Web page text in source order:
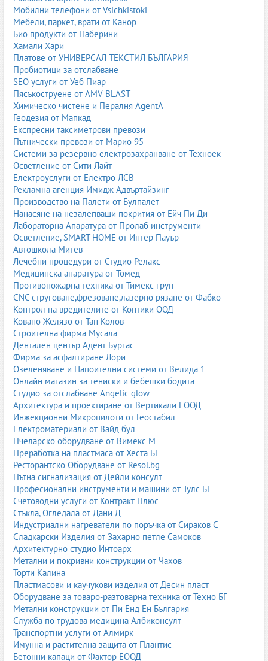
Мобилни телефони от Vsichkistoki
Мебели, паркет, врати от Канор
Био продукти от Наберини
Хамали Хари
Платове от УНИВЕРСАЛ ТЕКСТИЛ БЪЛГАРИЯ
Пробиотици за отслабване
SEO услуги от Уеб Пиар
Пясъкоструене от AMV BLAST
Химическо чистене и Пералня AgentA
Геодезия от Мапкад
Експресни таксиметрови превози
Пътнически превози от Марио 95
Системи за резервно електрозахранване от Техноек
Осветление от Сити Лайт
Електроуслуги от Електро ЛСВ
Рекламна агенция Имидж Адвъртайзинг
Производство на Палети от Булпалет
Нанасяне на незалепващи покрития от Ейч Пи Ди
Лабораторна Апаратура от Пролаб инструменти
Осветление, SMART HOME от Интер Пауър
Автошкола Митев
Лечебни процедури от Студио Релакс
Медицинска апаратура от Томед
Противопожарна техника от Тимекс груп
CNC струговане,фрезоване,лазерно рязане от Фабко
Контрол на вредителите от Контики ООД
Ковано Желязо от Тан Колов
Строителна фирма Мусала
Дентален център Адент Бургас
Фирма за асфалтиране Лори
Озеленяване и Напоителни системи от Велида 1
Онлайн магазин за тениски и бебешки бодита
Студио за отслабване Angelic glow
Архитектура и проектиране от Вертикали ЕООД
Инжекционни Микропилоти от Геостабил
Електроматериали от Вайд бул
Пчеларско оборудване от Вимекс М
Преработка на пластмаса от Хеста БГ
Ресторантско Оборудване от Resol.bg
Пътна сигнализация от Дейли консулт
Професионални инструменти и машини от Тулс БГ
Счетоводни услуги от Контракт Плюс
Стъкла, Огледала от Дани Д
Индустриални нагреватели по поръчка от Сираков С
Сладкарски Изделия от Захарно петле Самоков
Архитектурно студио Интоарх
Метални и покривни конструкции от Чахов
Торти Калина
Пластмасови и каучукови изделия от Десин пласт
Оборудване за товаро-разтоварна техника от Техно БГ
Метални конструкции от Пи Енд Ен България
Служба по трудова медицина Албиконсулт
Транспортни услуги от Алмирк
Имунна и растителна защита от Плантис
Бетонни капаци от Фактор ЕООД